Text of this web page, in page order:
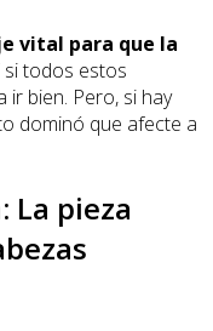
vital para que la
si todos estos
ir bien. Pero, si hay
dominó que afecte a
La pieza